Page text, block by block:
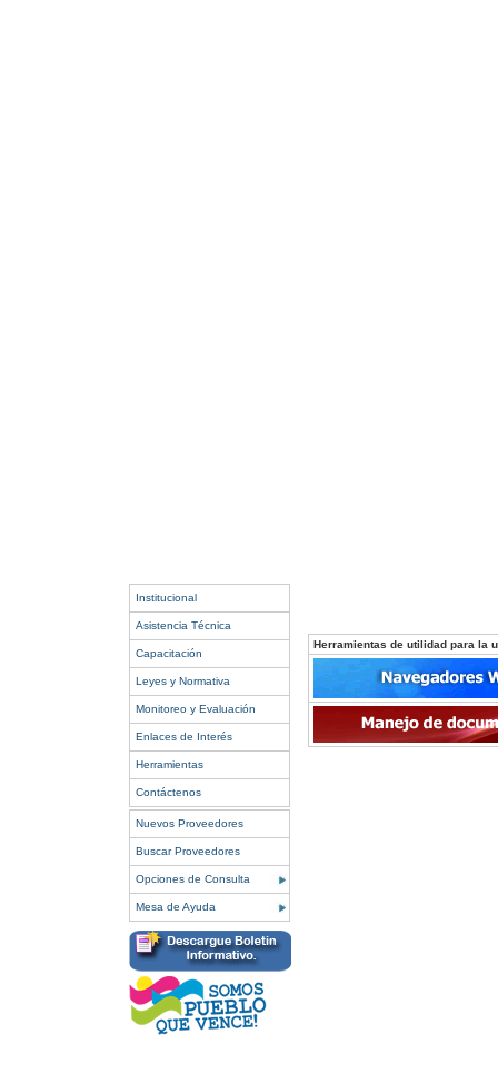
Institucional
Asistencia Técnica
Capacitación
Leyes y Normativa
Monitoreo y Evaluación
Enlaces de Interés
Herramientas
Contáctenos
Nuevos Proveedores
Buscar Proveedores
Opciones de Consulta
Mesa de Ayuda
Herramientas de utilidad para la